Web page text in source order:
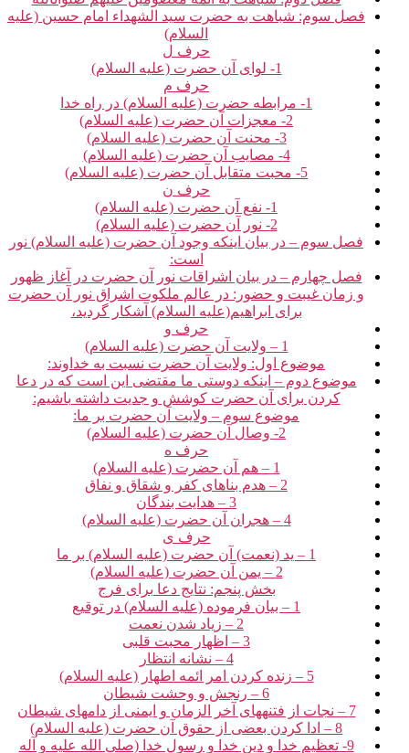
فصل سوم: شباهت به حضرت سید الشهداء امام حسین (علیه
السلام)
حرف ل‏
1- لوای آن حضرت (علیه السلام)
حرف م‏
1- مرابطه حضرت (علیه السلام) در راه خدا
2- معجزات آن حضرت (علیه السلام)
3- محنت آن حضرت (علیه السلام)
4- مصایب آن حضرت (علیه السلام)
5- محبت متقابل آن حضرت (علیه السلام)
حرف ن‏
1- نفع آن حضرت (علیه السلام)
2- نور آن حضرت (علیه السلام)
فصل سوم – در بیان اینکه وجود آن حضرت (علیه السلام) نور
است:
فصل چهارم – در بیان اشراقات نور آن حضرت در آغاز ظهور
و زمان غیبت و حضور: در عالم ملکوت اشراق نور آن حضرت
برای ابراهیم(علیه السلام) آشکار گردید،
حرف و
1 – ولایت آن حضرت (علیه السلام)
موضوع اول: ولایت آن حضرت نسبت به خداوند:
موضوع دوم – اینکه دوستی ما مقتضی این است که در دعا
کردن برای آن حضرت کوشش و جدیت داشته باشیم:
موضوع سوم – ولایت آن حضرت بر ما:
2- وصال آن حضرت (علیه السلام)
حرف ه‏
1 – هم آن حضرت (علیه السلام)
2 – هدم بناهای کفر و شقاق و نفاق‏
3 – هدایت بندگان‏
4 – هجران آن حضرت (علیه السلام)
حرف ی‏
1 – ید (نعمت) آن حضرت (علیه السلام) بر ما
2 – یمن آن حضرت (علیه السلام)
بخش پنجم: نتایج دعا برای فرج‏
1 – بیان فرموده (علیه السلام) در توقیع‏
2 – زیاد شدن نعمت‏
3 – اظهار محبت قلبی‏
4 – نشانه انتظار
5 – زنده کردن امر ائمه اطهار (علیه السلام)
6 – رنجش و وحشت شیطان‏
7 – نجات از فتنه‏های آخر الزمان و ایمنی از دام‏های شیطان‏
8 – ادا کردن بعضی از حقوق آن حضرت (علیه السلام)
9- تعظیم خدا و دین خدا و رسول خدا (صلی الله علیه و آله